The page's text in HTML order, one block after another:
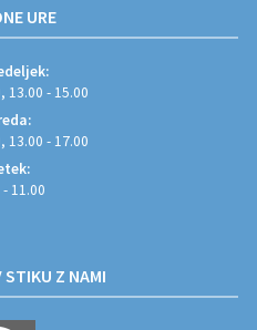
URE
13.00 - 15.00
13.00 - 17.00
- 11.00
STIKU Z NAMI